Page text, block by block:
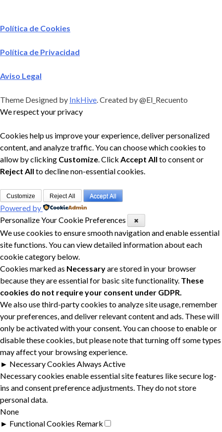
Política de Cookies
Política de Privacidad
Aviso Legal
Theme Designed by InkHive.Created by @El_Recuento
We respect your privacy
Cookies help us improve your experience, deliver personalized
content, and analyze traffic. You can choose which cookies to
allow by clicking Customize. Click Accept All to consent or
Reject All to decline non-essential cookies.
Customize Reject All Accept All
Powered by
Personalize Your Cookie Preferences
✖
We use cookies to ensure smooth navigation and enable essential
site functions. You can view detailed information about each
cookie category below.
Cookies marked as Necessaryare stored in your browser
because they are essential for basic site functionality. These
cookies do not require your consent under GDPR.
We also use third-party cookies to analyze site usage, remember
your preferences, and deliver relevant content and ads. These will
only be activated with your consent. You can choose to enable or
disable these cookies, but please note that turning off some types
may affect your browsing experience.
► Necessary Cookies Always Active
Necessary cookies enable essential site features like secure log-
ins and consent preference adjustments. They do not store
personal data.
None
► Functional Cookies Remark